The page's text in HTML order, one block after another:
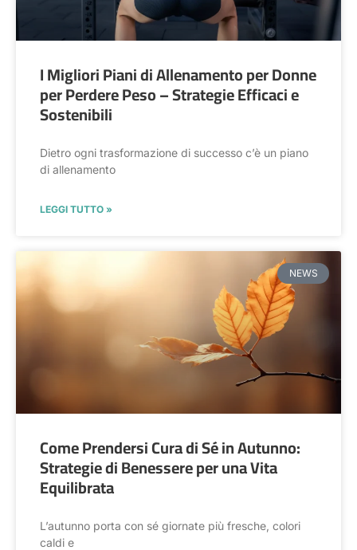
I Migliori Piani di Allenamento per Donne
per Perdere Peso – Strategie Efficaci e
Sostenibili
Dietro ogni trasformazione di successo c’è un piano
di allenamento
LEGGI TUTTO »
NEWS
Come Prendersi Cura di Sé in Autunno:
Strategie di Benessere per una Vita
Equilibrata
L’autunno porta con sé giornate più fresche, colori
caldi e